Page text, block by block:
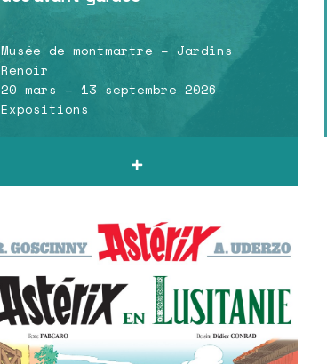
Musée de montmartre – Jardins
Renoir
20 mars – 13 septembre 2026
Expositions